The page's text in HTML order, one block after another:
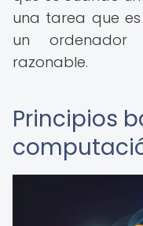
una tarea que
un
razonable.
Principios